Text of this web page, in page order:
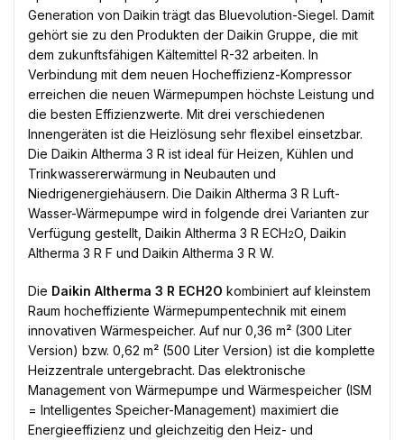
Generation von Daikin trägt das Bluevolution-Siegel. Damit
gehört sie zu den Produkten der Daikin Gruppe, die mit
dem zukunftsfähigen Kältemittel R-32 arbeiten. In
Verbindung mit dem neuen Hocheffizienz-Kompressor
erreichen die neuen Wärmepumpen höchste Leistung und
die besten Effizienzwerte. Mit drei verschiedenen
Innengeräten ist die Heizlösung sehr flexibel einsetzbar.
Die Daikin Altherma 3 R ist ideal für Heizen, Kühlen und
Trinkwassererwärmung in Neubauten und
Niedrigenergiehäusern. Die Daikin Altherma 3 R Luft-
Wasser-Wärmepumpe wird in folgende drei Varianten zur
Verfügung gestellt, Daikin Altherma 3 R ECH2O, Daikin
Altherma 3 R F und Daikin Altherma 3 R W.
Die Daikin Altherma 3 R ECH2O kombiniert auf kleinstem
Raum hocheffiziente Wärmepumpentechnik mit einem
innovativen Wärmespeicher. Auf nur 0,36 m² (300 Liter
Version) bzw. 0,62 m² (500 Liter Version) ist die komplette
Heizzentrale untergebracht. Das elektronische
Management von Wärmepumpe und Wärmespeicher (ISM
= Intelligentes Speicher-Management) maximiert die
Energieeffizienz und gleichzeitig den Heiz- und